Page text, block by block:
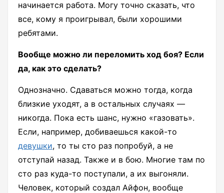
начинается работа. Могу точно сказать, что
все, кому я проигрывал, были хорошими
ребятами.
Вообще можно ли переломить ход боя? Если
да, как это сделать?
Однозначно. Сдаваться можно тогда, когда
близкие уходят, а в остальных случаях —
никогда. Пока есть шанс, нужно «газовать».
Если, например, добиваешься какой-то
девушки, то ты сто раз попробуй, а не
отступай назад. Также и в бою. Многие там по
сто раз куда-то поступали, а их выгоняли.
Человек, который создал Айфон, вообще